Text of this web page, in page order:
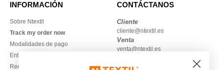
INFORMACIÓN
Sobre Ntextil
Track my order now
Modalidades de pago
Entrega
Reembolsos / devoluciones
CONTÁCTANOS
Cliente
cliente@ntextil.es
Venta
venta@ntextil.es